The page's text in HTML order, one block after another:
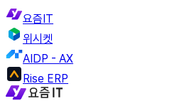
요즘IT
위시켓
AIDP - AX
Rise ERP